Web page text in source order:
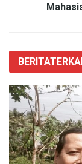
BERITA